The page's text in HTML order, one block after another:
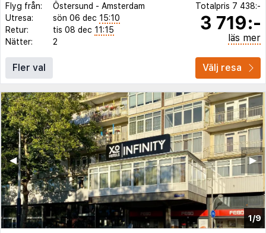
Flyg från: Östersund - Amsterdam
Utresa:
sön 06 dec 15:10
Retur:
tis 08 dec 11:15
Nätter:
2
Totalpris 7 438:-
3 719:-
läs mer
Fler val Välj resa
1/9
▶︎
◀︎